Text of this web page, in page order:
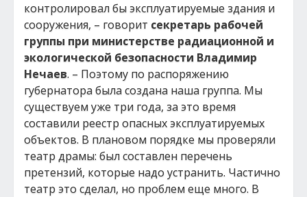
контролировал бы эксплуатируемые здания и
сооружения, – говорит секретарь рабочей
группы при министерстве радиационной и
экологической безопасности Владимир
Нечаев. – Поэтому по распоряжению
губернатора была создана наша группа. Мы
существуем уже три года, за это время
составили реестр опасных эксплуатируемых
объектов. В плановом порядке мы проверяли
театр драмы: был составлен перечень
претензий, которые надо устранить. Частично
театр это сделал, но проблем еще много. В